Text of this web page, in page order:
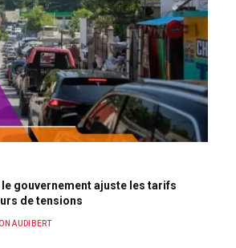
gouvernement ajuste les tarifs
de tensions
AUDIBERT